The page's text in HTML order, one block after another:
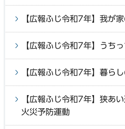
【広報ふじ令和7年】我が
【広報ふじ令和7年】うち
【広報ふじ令和7年】暮ら
【広報ふじ令和7年】狭あ
火災予防運動